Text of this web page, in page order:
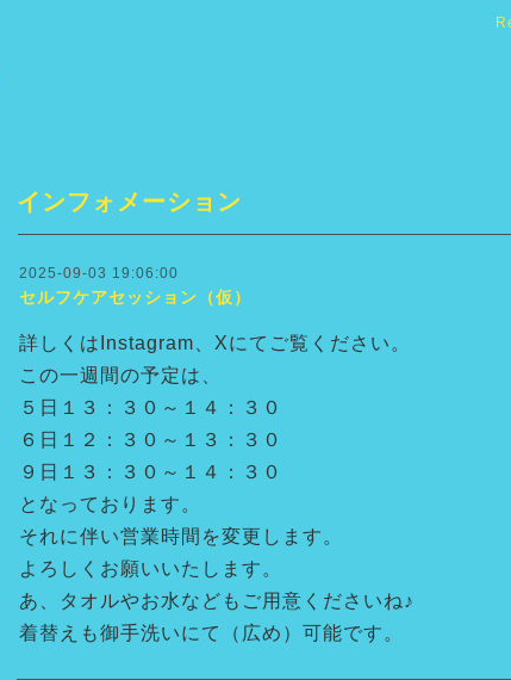
インフォメーション
2025-09-03 19:06:00
セルフケアセッション（仮）
詳しくはInstagram、Xにてご覧ください。
この一週間の予定は、
５日１３：３０～１４：３０
６日１２：３０～１３：３０
９日１３：３０～１４：３０
となっております。
それに伴い営業時間を変更します。
よろしくお願いいたします。
あ、タオルやお水などもご用意くださいね♪
着替えも御手洗いにて（広め）可能です。